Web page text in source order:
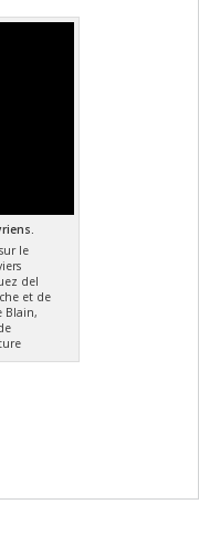
le
del
et de
Blain,